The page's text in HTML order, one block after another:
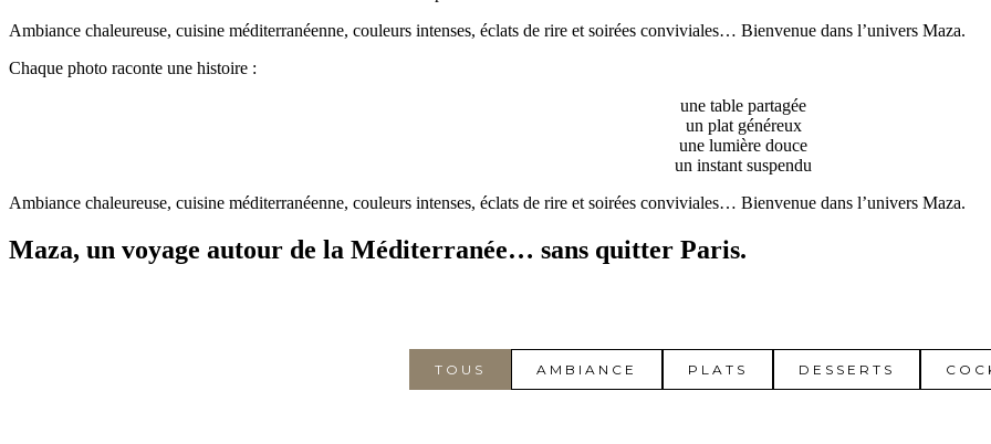
Ambiance chaleureuse, cuisine méditerranéenne, couleurs intenses, éclats de rire et soirées conviviales… Bienvenue dans l’univers Maza.
Chaque photo raconte une histoire :
une table partagée
un plat généreux
une lumière douce
un instant suspendu
Ambiance chaleureuse, cuisine méditerranéenne, couleurs intenses, éclats de rire et soirées conviviales… Bienvenue dans l’univers Maza.
Maza, un voyage autour de la Méditerranée… sans quitter Paris.
TOUS AMBIANCE PLATS DESSERTS